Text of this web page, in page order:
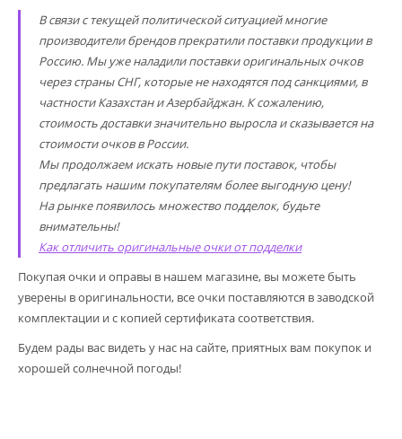
В связи с текущей политической ситуацией многие
производители брендов прекратили поставки продукции в
Россию. Мы уже наладили поставки оригинальных очков
через страны СНГ, которые не находятся под санкциями, в
частности Казахстан и Азербайджан. К сожалению,
стоимость доставки значительно выросла и сказывается на
стоимости очков в России.
Мы продолжаем искать новые пути поставок, чтобы
предлагать нашим покупателям более выгодную цену!
На рынке появилось множество подделок, будьте
внимательны!
Как отличить оригинальные очки от подделки
Покупая очки и оправы в нашем магазине, вы можете быть
уверены в оригинальности, все очки поставляются в заводской
комплектации и с копией сертификата соответствия.
Будем рады вас видеть у нас на сайте, приятных вам покупок и
хорошей солнечной погоды!